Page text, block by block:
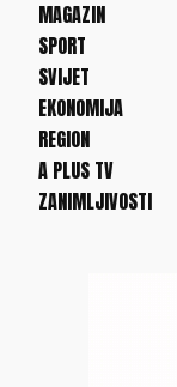
MAGAZIN
SPORT
SVIJET
EKONOMIJA
REGION
A PLUS TV
ZANIMLJIVOSTI